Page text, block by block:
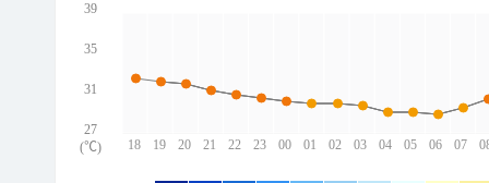
18 19 20 21 22 23 00 01 02 03 04 05 06 07
39
35
31
27
(℃)